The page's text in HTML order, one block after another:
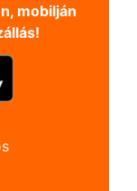
mobilján